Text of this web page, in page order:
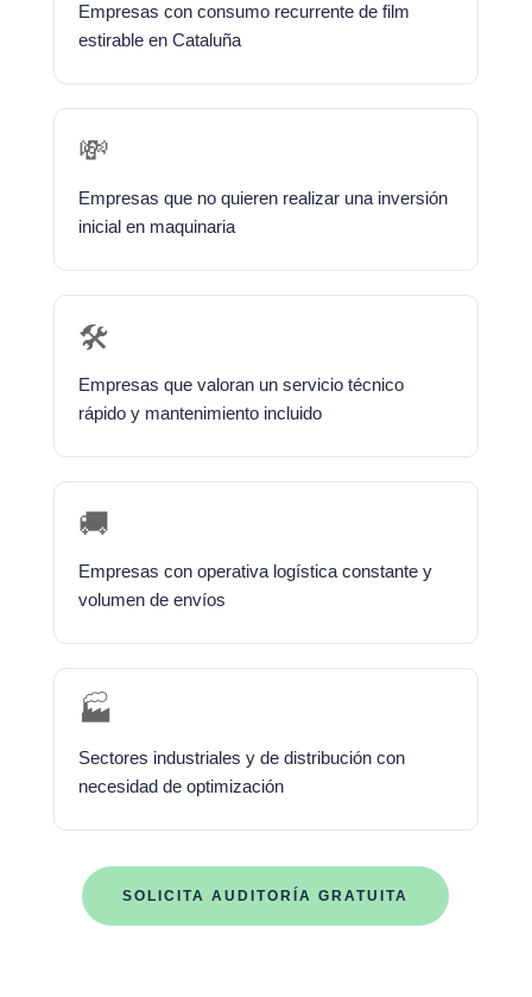
Empresas con consumo recurrente de film
estirable en Cataluña
💸
Empresas que no quieren realizar una inversión
inicial en maquinaria
🛠️
Empresas que valoran un servicio técnico
rápido y mantenimiento incluido
🚚
Empresas con operativa logística constante y
volumen de envíos
🏭
Sectores industriales y de distribución con
necesidad de optimización
SOLICITA AUDITORÍA GRATUITA